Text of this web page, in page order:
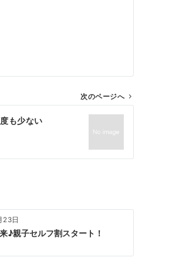
次のページへ
も少ない
23日
♪親子セルフ割スタート！